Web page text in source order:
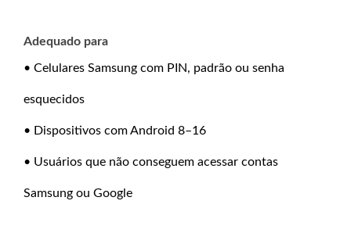
Adequado para
• Celulares Samsung com PIN, padrão ou senha
esquecidos
• Dispositivos com Android 8–16
• Usuários que não conseguem acessar contas
Samsung ou Google